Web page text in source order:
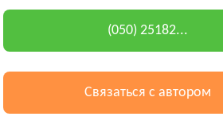
(050) 25182...
Связаться с автором